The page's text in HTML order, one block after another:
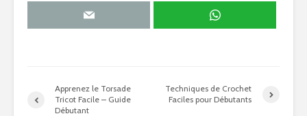
Apprenez le Torsade
Tricot Facile – Guide
Débutant
Techniques de Crochet
Faciles pour Débutants